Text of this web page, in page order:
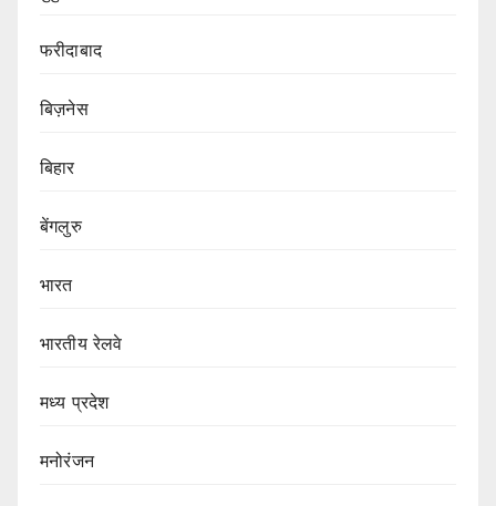
फरीदाबाद
बिज़नेस
बिहार
बेंगलुरु
भारत
भारतीय रेलवे
मध्य प्रदेश
मनोरंजन